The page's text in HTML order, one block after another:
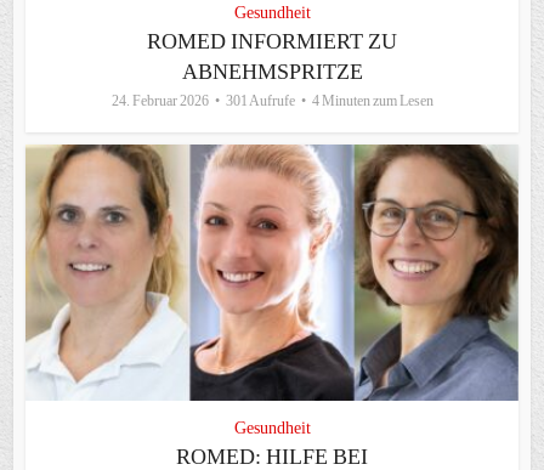
Gesundheit
ROMED INFORMIERT ZU
ABNEHMSPRITZE
24. Februar 2026 301 Aufrufe 4 Minuten zum Lesen
Gesundheit
ROMED: HILFE BEI